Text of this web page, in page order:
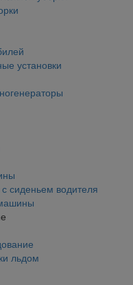
установки
сиденьем водителя
льдом